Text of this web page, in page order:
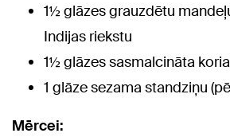
1½ glāzes grauzdētu
Indijas riekstu
1½ glāzes sasmalcināta
1 glāze sezama standziņu
Mērcei: